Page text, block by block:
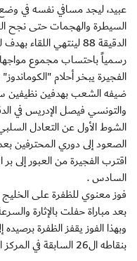
عبيد، ليجد مسافي نفسه في
السيطرة والهجمات حتى نجح
الدقيقة 88 لينتهي
رسمياً باحتساب مجموع
الفجيرة يبخر أحلام
الشوط الأول عن التعادل
السادس .
بنقاطه ال26 السابقة في المركز الخامس .